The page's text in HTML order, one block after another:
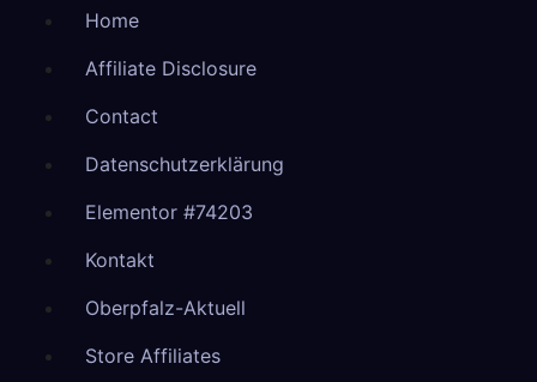
Home
Affiliate Disclosure
Contact
Datenschutzerklärung
Elementor #74203
Kontakt
Oberpfalz-Aktuell
Store Affiliates